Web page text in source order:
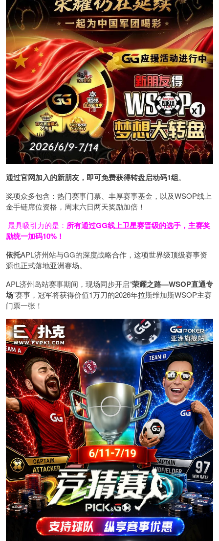
通过官网加入的新朋友，即可免费获得转盘启动码1组。
奖项众多包含：热门赛事门票、丰厚赛事基金，以及WSOP线上
金手链席位资格， 周末六日两天奖励加倍！
最具吸引力的是： 所有通过GG线上卫星赛晋级的选手，主赛奖
励统一加码10% ！
依托APL济州站与GG的深度战略合作，这项世界级顶级赛事资
源也正式落地亚洲赛场。
APL济州岛站赛事期间，现场同步开启“荣耀之路—WSOP直通专
场”赛事，冠军将获得价值1万刀的2026年拉斯维加斯WSOP主赛
门票一张！